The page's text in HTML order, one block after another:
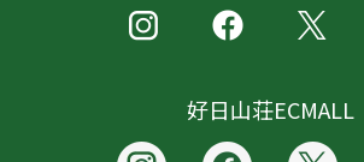
好日山荘ECMALL